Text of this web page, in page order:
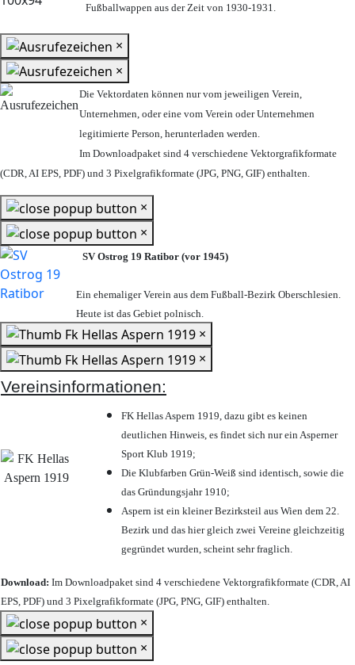
Fußballwappen aus der Zeit von 1930-1931.
×
×
Die Vektordaten können nur vom jeweiligen Verein,
Unternehmen, oder eine vom Verein oder Unternehmen
legitimierte Person, herunterladen werden.
Im Downloadpaket sind 4 verschiedene Vektorgrafikformate
(CDR, AI EPS, PDF) und 3 Pixelgrafikformate (JPG, PNG, GIF) enthalten.
×
×
SV Ostrog 19 Ratibor (vor 1945)
Ein ehemaliger Verein aus dem Fußball-Bezirk Oberschlesien.
Heute ist das Gebiet polnisch.
×
×
Vereinsinformationen:
FK Hellas Aspern 1919, dazu gibt es keinen
deutlichen Hinweis, es findet sich nur ein Asperner
Sport Klub 1919;
Die Klubfarben Grün-Weiß sind identisch, sowie die
das Gründungsjahr 1910;
Aspern ist ein kleiner Bezirksteil aus Wien dem 22.
Bezirk und das hier gleich zwei Vereine gleichzeitig
gegründet wurden, scheint sehr fraglich.
Download: Im Downloadpaket sind 4 verschiedene Vektorgrafikformate (CDR, AI
EPS, PDF) und 3 Pixelgrafikformate (JPG, PNG, GIF) enthalten.
×
×